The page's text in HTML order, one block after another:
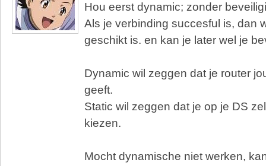
Hou eerst dynamic; zonder
Als je verbinding succesful is, dan
geschikt is. en kan je later wel je
Dynamic wil zeggen dat je router
geeft.
Static wil zeggen dat je op je DS
kiezen.
Mocht dynamische niet werken,